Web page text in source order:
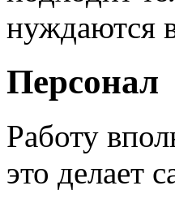
нуждаются
Персонал
Работу
это делает